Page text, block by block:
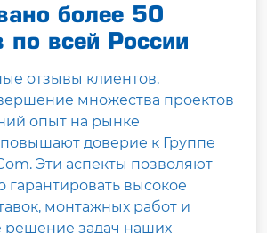
более 50
по всей России
отзывы клиентов,
множества проектов
опыт на рынке
доверие к Группе
Эти аспекты позволяют
гарантировать высокое
монтажных работ и
решение задач наших